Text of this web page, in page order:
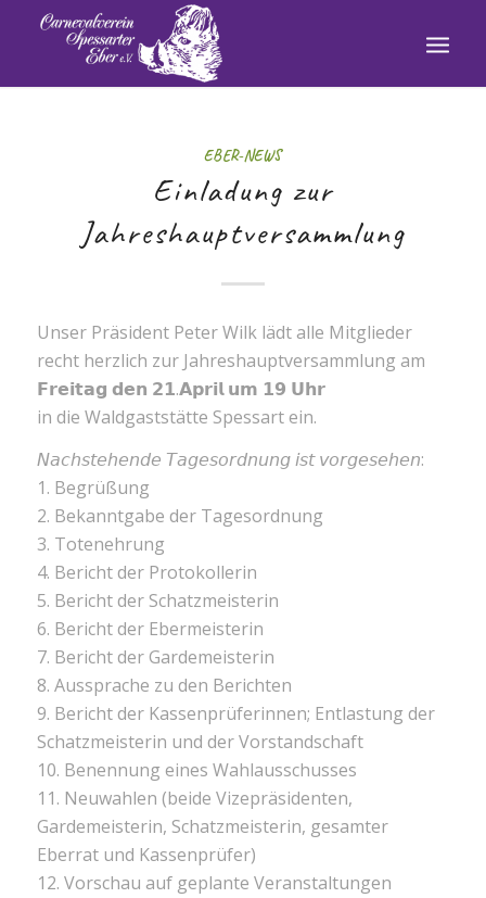
EBER-NEWS
Einladung zur
Jahreshauptversammlung
Unser Präsident Peter Wilk lädt alle Mitglieder
recht herzlich zur Jahreshauptversammlung am
𝗙𝗿𝗲𝗶𝘁𝗮𝗴 𝗱𝗲𝗻 𝟮𝟭.𝗔𝗽𝗿𝗶𝗹 𝘂𝗺 𝟭𝟵 𝗨𝗵𝗿
in die Waldgaststätte Spessart ein.
𝘕𝘢𝘤𝘩𝘴𝘵𝘦𝘩𝘦𝘯𝘥𝘦 𝘛𝘢𝘨𝘦𝘴𝘰𝘳𝘥𝘯𝘶𝘯𝘨 𝘪𝘴𝘵 𝘷𝘰𝘳𝘨𝘦𝘴𝘦𝘩𝘦𝘯:
1. Begrüßung
2. Bekanntgabe der Tagesordnung
3. Totenehrung
4. Bericht der Protokollerin
5. Bericht der Schatzmeisterin
6. Bericht der Ebermeisterin
7. Bericht der Gardemeisterin
8. Aussprache zu den Berichten
9. Bericht der Kassenprüferinnen; Entlastung der
Schatzmeisterin und der Vorstandschaft
10. Benennung eines Wahlausschusses
11. Neuwahlen (beide Vizepräsidenten,
Gardemeisterin, Schatzmeisterin, gesamter
Eberrat und Kassenprüfer)
12. Vorschau auf geplante Veranstaltungen